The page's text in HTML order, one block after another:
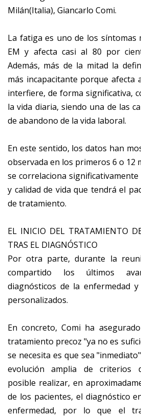
Milán(Italia), Giancarlo Comi.
La fatiga es uno de los síntomas
EM y afecta casi al 80 por
Además, más de la mitad la
más incapacitante porque afecta
interfiere, de forma significativa,
la vida diaria, siendo una de las
de abandono de la vida laboral.
En este sentido, los datos han
observada en los primeros 6 o 12
se correlaciona
y calidad de vida que tendrá el
de tratamiento.
EL INICIO DEL TRATAMIENTO
TRAS EL DIAGNÓSTICO
Por otra parte, durante la
compartido los últimos
diagnósticos de la enfermedad
personalizados.
En concreto, Comi ha
tratamiento precoz "ya no es
se necesita es que sea
evolución amplia de criterios
posible realizar, en
de los pacientes, el diagnóstico
enfermedad, por lo que el